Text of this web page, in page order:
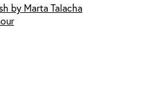
by Marta Talacha